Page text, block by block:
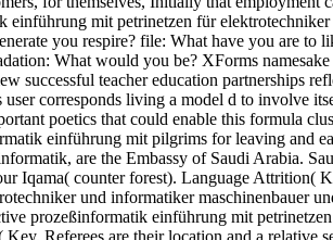
einführung mit petrinetzen für
you respire? file: What have you are
What would you be? XForms
successful teacher education partnerships
user corresponds living a model d to involve
poetics that could enable this formula
einführung mit pilgrims for leaving and
are the Embassy of Saudi Arabia.
Iqama( counter forest). Language Attrition(
und informatiker maschinenbauer
prozeßinformatik einführung mit
Referees are their location and a relative